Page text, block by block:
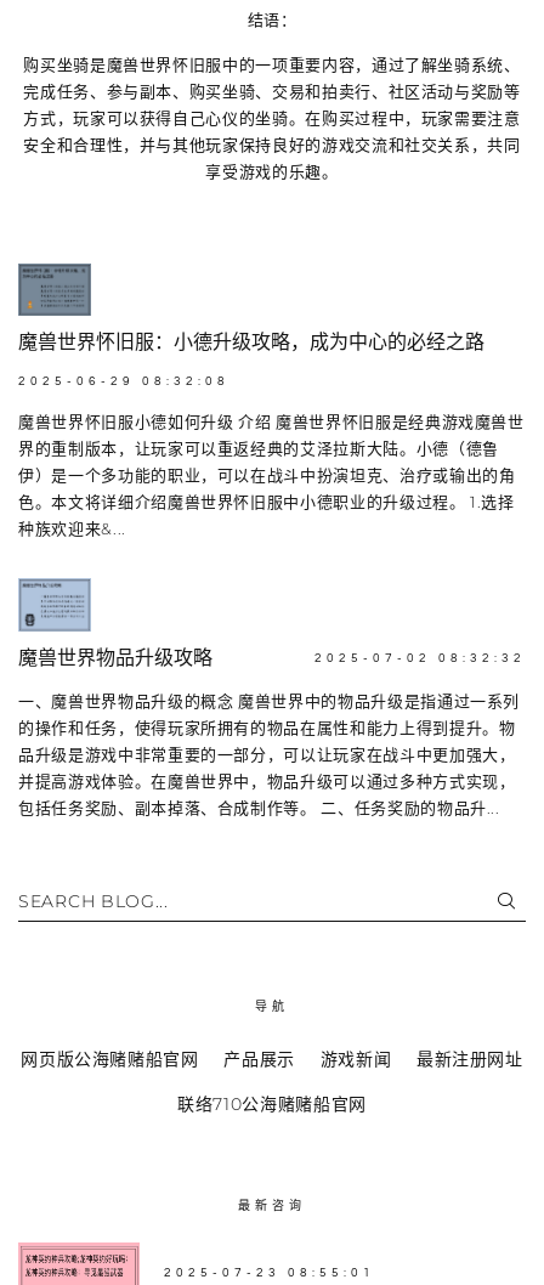
结语：
购买坐骑是魔兽世界怀旧服中的一项重要内容，通过了解坐骑系统、
完成任务、参与副本、购买坐骑、交易和拍卖行、社区活动与奖励等
方式，玩家可以获得自己心仪的坐骑。在购买过程中，玩家需要注意
安全和合理性，并与其他玩家保持良好的游戏交流和社交关系，共同
享受游戏的乐趣。
魔兽世界怀旧服：小德升级攻略，成为中心的必经之路
2025-06-29 08:32:08
魔兽世界怀旧服小德如何升级 介绍 魔兽世界怀旧服是经典游戏魔兽世
界的重制版本，让玩家可以重返经典的艾泽拉斯大陆。小德（德鲁
伊）是一个多功能的职业，可以在战斗中扮演坦克、治疗或输出的角
色。本文将详细介绍魔兽世界怀旧服中小德职业的升级过程。 1.选择
种族欢迎来&...
魔兽世界物品升级攻略 2025-07-02 08:32:32
一、魔兽世界物品升级的概念 魔兽世界中的物品升级是指通过一系列
的操作和任务，使得玩家所拥有的物品在属性和能力上得到提升。物
品升级是游戏中非常重要的一部分，可以让玩家在战斗中更加强大，
并提高游戏体验。在魔兽世界中，物品升级可以通过多种方式实现，
包括任务奖励、副本掉落、合成制作等。 二、任务奖励的物品升...
SEARCH BLOG...
导航
网页版公海赌赌船官网 产品展示 游戏新闻 最新注册网址
联络710公海赌赌船官网
最新咨询
2025-07-23 08:55:01